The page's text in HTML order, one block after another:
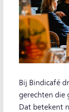
Bij Bindicafé
gerechten die
Dat betekent